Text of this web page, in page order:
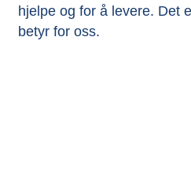
hjelpe og for å levere. Det
betyr for oss.